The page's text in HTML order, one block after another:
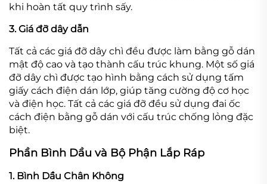
khi hoàn tất quy trình sấy.
3. Giá đỡ dây dẫn
Tất cả các giá đỡ dây chì đều được làm bằng gỗ dán
mật độ cao và tạo thành cấu trúc khung. Một số giá
đỡ dây chì được tạo hình bằng cách sử dụng tấm
giấy cách điện dán lớp, giúp tăng cường độ cơ học
và điện học. Tất cả các giá đỡ đều sử dụng đai ốc
cách điện bằng gỗ dán với cấu trúc chống lỏng đặc
biệt.
Phần Bình Dầu và Bộ Phận Lắp Ráp
1. Bình Dầu Chân Không